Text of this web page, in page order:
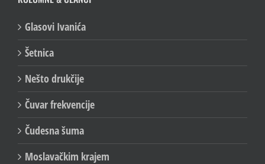
Glasovi Ivanića
Šetnica
Nešto drukčije
Čuvar frekvencije
Čudesna šuma
Moslavačkim krajem